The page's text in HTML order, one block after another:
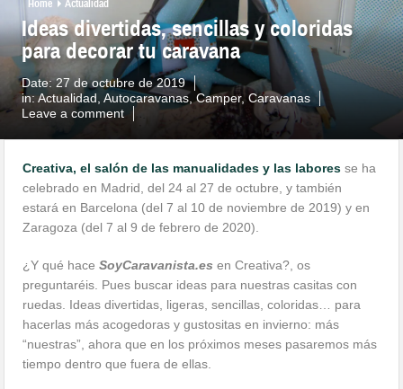
Home Actualidad
Ideas divertidas, sencillas y coloridas
para decorar tu caravana
Date:27 de octubre de 2019
in:Actualidad ,Autocaravanas,Camper,Caravanas
Leave a comment
Creativa, el salón de las manualidades y las labores se ha
celebrado en Madrid, del 24 al 27 de octubre, y también
estará en Barcelona (del 7 al 10 de noviembre de 2019) y en
Zaragoza (del 7 al 9 de febrero de 2020).
¿Y qué haceSoyCaravanista.esen Creativa?, os
preguntaréis. Pues buscar ideas para nuestras casitas con
ruedas. Ideas divertidas, ligeras, sencillas, coloridas… para
hacerlas más acogedoras y gustositas en invierno: más
“nuestras”, ahora que en los próximos meses pasaremos más
tiempo dentro que fuera de ellas.